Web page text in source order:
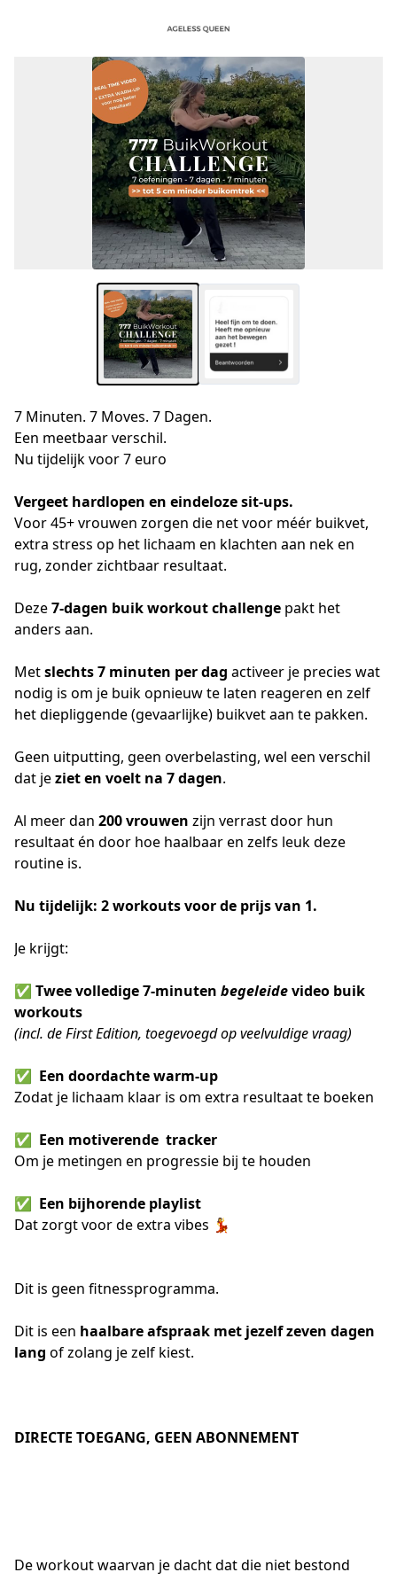
7 Minuten. 7 Moves. 7 Dagen.
Een meetbaar verschil.
Nu tijdelijk voor 7 euro
Vergeet hardlopen en eindeloze sit-ups.
Voor 45+ vrouwen zorgen die net voor méér buikvet,
extra stress op het lichaam en klachten aan nek en
rug, zonder zichtbaar resultaat.
Deze 7-dagen buik workout challenge pakt het
anders aan.
Met slechts 7 minuten per dag activeer je precies wat
nodig is om je buik opnieuw te laten reageren en zelf
het diepliggende (gevaarlijke) buikvet aan te pakken.
Geen uitputting, geen overbelasting, wel een verschil
dat je ziet en voelt na 7 dagen.
Al meer dan 200 vrouwen zijn verrast door hun
resultaat én door hoe haalbaar en zelfs leuk deze
routine is.
Nu tijdelijk: 2 workouts voor de prijs van 1.
Je krijgt:
✅ Twee volledige 7-minuten begeleide video buik
workouts
(incl. de First Edition, toegevoegd op veelvuldige vraag)
✅ Een doordachte warm-up
Zodat je lichaam klaar is om extra resultaat te boeken
✅ Een motiverende  tracker
Om je metingen en progressie bij te houden
✅ Een bijhorende playlist
Dat zorgt voor de extra vibes 💃
Dit is geen fitnessprogramma.
Dit is een haalbare afspraak met jezelf zeven dagen
lang of zolang je zelf kiest.
DIRECTE TOEGANG, GEEN ABONNEMENT
De workout waarvan je dacht dat die niet bestond